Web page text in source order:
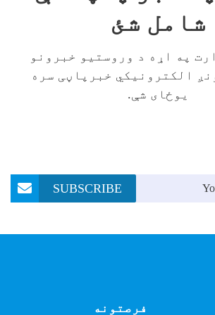
شامل شئ
په اړه د وروستیو خبرونو
الکترونیکي خبرپاڼی سره
یوځای شې.
SUBSCRIBE
فرصتونه